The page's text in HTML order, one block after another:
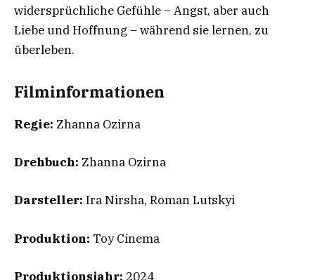
widersprüchliche Gefühle – Angst, aber auch
Liebe und Hoffnung – während sie lernen, zu
überleben.
Filminformationen
Regie: Zhanna Ozirna
Drehbuch: Zhanna Ozirna
Darsteller: Ira Nirsha, Roman Lutskyi
Produktion: Toy Cinema
Produktionsjahr: 2024